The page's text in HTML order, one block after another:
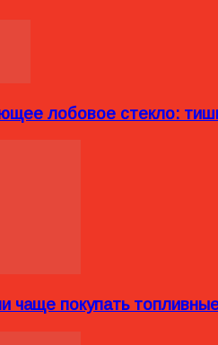
лобовое стекло:
чаще покупать